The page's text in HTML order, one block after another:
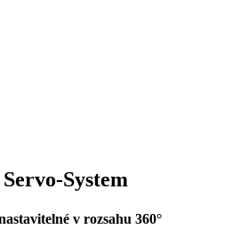
System
v rozsahu 360°